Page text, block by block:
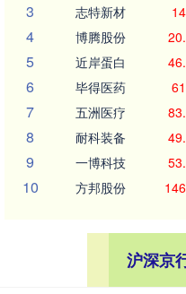
3 志特新材
4 博腾股份
5 近岸蛋白
6 毕得医药
7 五洲医疗
8 耐科装备
9 一博科技
10 方邦股份
沪深京